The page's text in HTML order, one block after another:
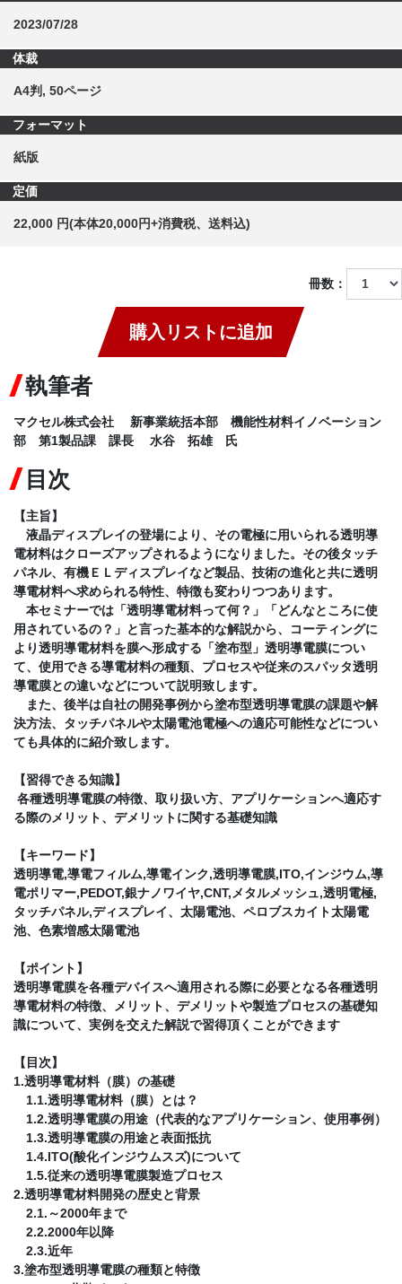
2023/07/28
体裁
A4判, 50ページ
フォーマット
紙版
定価
22,000 円(本体20,000円+消費税、送料込)
冊数：
購入リストに追加
執筆者
マクセル株式会社 新事業統括本部 機能性材料イノベーション
部 第1製品課 課長 水谷 拓雄 氏
目次
【主旨】
液晶ディスプレイの登場により、その電極に用いられる透明導
電材料はクローズアップされるようになりました。その後タッチ
パネル、有機ＥＬディスプレイなど製品、技術の進化と共に透明
導電材料へ求められる特性、特徴も変わりつつあります。
本セミナーでは「透明導電材料って何？」「どんなところに使
用されているの？」と言った基本的な解説から、コーティングに
より透明導電材料を膜へ形成する「塗布型」透明導電膜につい
て、使用できる導電材料の種類、プロセスや従来のスパッタ透明
導電膜との違いなどについて説明致します。
また、後半は自社の開発事例から塗布型透明導電膜の課題や解
決方法、タッチパネルや太陽電池電極への適応可能性などについ
ても具体的に紹介致します。
【習得できる知識】
各種透明導電膜の特徴、取り扱い方、アプリケーションへ適応す
る際のメリット、デメリットに関する基礎知識
【キーワード】
透明導電,導電フィルム,導電インク,透明導電膜,ITO,インジウム,導
電ポリマー,PEDOT,銀ナノワイヤ,CNT,メタルメッシュ,透明電極,
タッチパネル,ディスプレイ、太陽電池、ペロブスカイト太陽電
池、色素増感太陽電池
【ポイント】
透明導電膜を各種デバイスへ適用される際に必要となる各種透明
導電材料の特徴、メリット、デメリットや製造プロセスの基礎知
識について、実例を交えた解説で習得頂くことができます
【目次】
1.透明導電材料（膜）の基礎
1.1.透明導電材料（膜）とは？
1.2.透明導電膜の用途（代表的なアプリケーション、使用事例）
1.3.透明導電膜の用途と表面抵抗
1.4.ITO(酸化インジウムスズ)について
1.5.従来の透明導電膜製造プロセス
2.透明導電材料開発の歴史と背景
2.1.～2000年まで
2.2.2000年以降
2.3.近年
3.塗布型透明導電膜の種類と特徴